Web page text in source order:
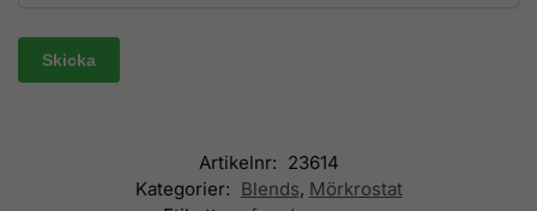
Artikelnr: 23614
Kategorier: Blends, Mörkrostat